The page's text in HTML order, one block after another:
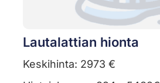
Lautalattian hionta
Keskihinta: 2973 €